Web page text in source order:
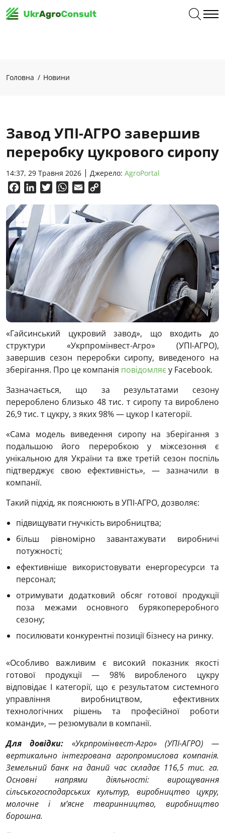
Головна Новини
Завод УПІ-АГРО завершив
переробку цукрового сиропу
14:37, 29 Травня 2026 Джерело: AgroPortal
FacebookLinkedInTwitterWhatsApp
Email
«Гайсинський цукровий завод», що входить до
структури «Укрпромінвест-Агро» (УПІ-АГРО),
завершив сезон переробки сиропу, виведеного на
зберігання. Про це компанія повідомляєу Facebook.
Зазначається, що за результатами сезону
перероблено близько 48 тис. т сиропу та вироблено
26,9 тис. т цукру, з яких 98% — цукор І категорії.
«Сама модель виведення сиропу на зберігання з
подальшою його переробкою у міжсезоння є
унікальною для України та вже третій сезон поспіль
підтверджує свою ефективність», — зазначили в
компанії.
Такий підхід, як пояснюють в УПІ-АГРО, дозволяє:
підвищувати гнучкість виробництва;
більш рівномірно завантажувати виробничі
потужності;
ефективніше використовувати енергоресурси та
персонал;
отримувати додатковий обсяг готової продукції
поза межами основного бурякопереробного
сезону;
посилювати конкурентні позиції бізнесу на ринку.
«Особливо важливим є високий показник якості
готової продукції — 98% виробленого цукру
відповідає І категорії, що є результатом системного
управління виробництвом, ефективних
технологічних рішень та професійної роботи
команди», — резюмували в компанії.
Для довідки: «Укрпромінвест-Агро» (УПІ-АГРО) —
вертикально інтегрована агропромислова компанія.
Земельний банк на даний час складає 116,5 тис. га.
Основні напрями діяльності: вирощування
сільськогосподарських культур, виробництво цукру,
молочне і м’ясне тваринництво, виробництво
борошна.